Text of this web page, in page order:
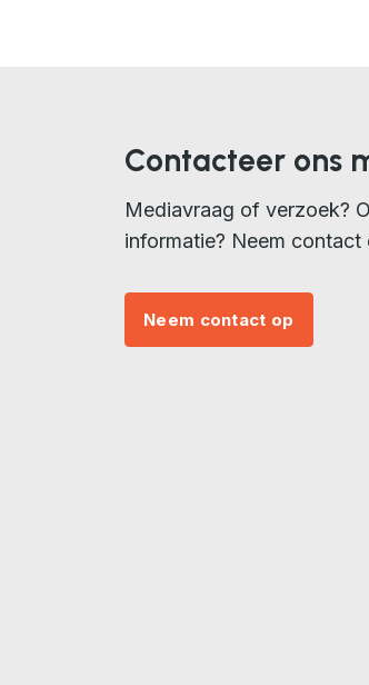
Contacteer ons
Mediavraag of verzoek?
informatie? Neem contact
Neem contact op